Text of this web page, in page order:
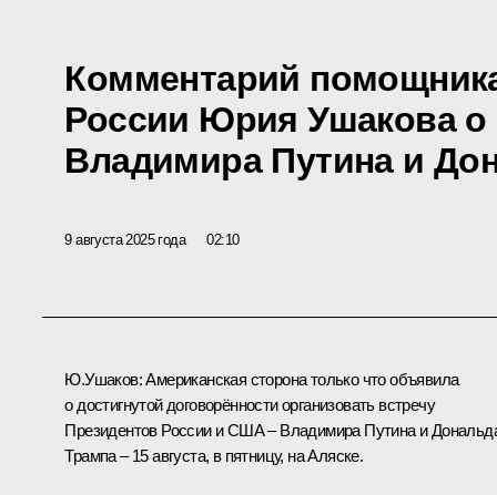
Комментарий
России Юрия Ушакова о
Владимира Путина и
9 августа 2025 года 02:10
Ю.Ушаков:Американская сторона только что объявила
о достигнутой договорённости организовать встречу
Президентов России и США – Владимира Путина и
Трампа– 15 августа, в пятницу, на Аляске.